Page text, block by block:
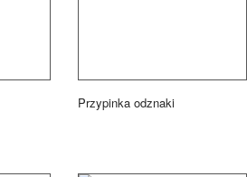
Przypinka odznaki